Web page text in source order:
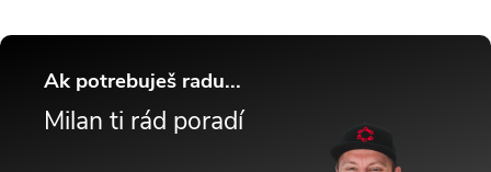
Ak potrebuješ radu...
Milan ti rád poradí